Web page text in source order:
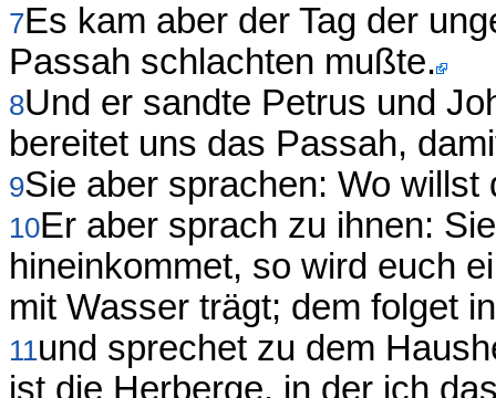
7Es kam aber der Tag der
Passah schlachten mußte.
8Und er sandte Petrus und
bereitet uns das Passah,
9Sie aber sprachen: Wo
10Er aber sprach zu ihnen:
hineinkommet, so wird euch
mit Wasser trägt; dem folget
11und sprechet zu dem
ist die Herberge, in der ich